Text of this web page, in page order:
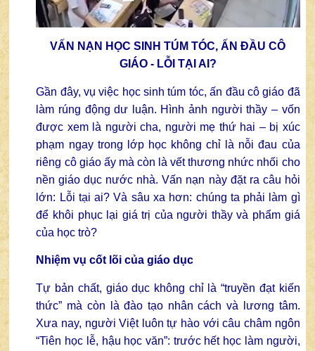
VẤN NẠN HỌC SINH TÚM TÓC, ẤN ĐẦU CÔ
GIÁO - LỖI TẠI AI?
Gần đây, vụ việc học sinh túm tóc, ấn đầu cô giáo đã
làm rúng động dư luận. Hình ảnh người thầy – vốn
được xem là người cha, người mẹ thứ hai – bị xúc
phạm ngay trong lớp học không chỉ là nỗi đau của
riêng cô giáo ấy mà còn là vết thương nhức nhối cho
nền giáo dục nước nhà. Vấn nạn này đặt ra câu hỏi
lớn: Lỗi tại ai? Và sâu xa hơn: chúng ta phải làm gì
để khôi phục lại giá trị của người thầy và phẩm giá
của học trò?
Nhiệm vụ cốt lõi của giáo dục
Tự bản chất, giáo dục không chỉ là “truyền đạt kiến
thức” mà còn là đào tạo nhân cách và lương tâm.
Xưa nay, người Việt luôn tự hào với câu châm ngôn
“Tiên học lễ, hậu học văn”: trước hết học làm người,